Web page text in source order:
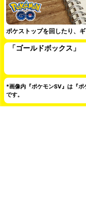
ポケストップを回したり、
「ゴールドボックス」
*画像内『ポケモンSV』は『
です。